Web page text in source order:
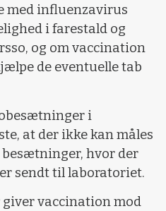
med influenzavirus
i farestald og
og om vaccination
de eventuelle tab
i
at der ikke kan måles
hvor der
sendt til laboratoriet.
vaccination mod